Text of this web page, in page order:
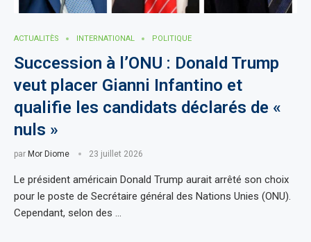
ACTUALITÈS INTERNATIONAL POLITIQUE
Succession à l’ONU : Donald Trump
veut placer Gianni Infantino et
qualifie les candidats déclarés de «
nuls »
par Mor Diome 23 juillet 2026
Le président américain Donald Trump aurait arrêté son choix
pour le poste de Secrétaire général des Nations Unies (ONU).
Cependant, selon des …